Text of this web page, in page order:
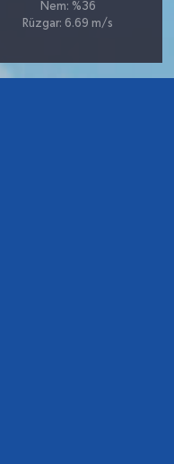
Nem: %36
Rüzgar: 6.69 m/s